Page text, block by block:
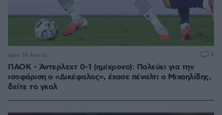
ΠΑΟΚ - Άντερλεχτ 0-1 (ημίχρονο): Παλεύει για την
ισοφάριση ο «Δικέφαλος», έχασε πέναλτι ο Μιχαηλίδης,
δείτε το γκολ
πριν 14 λεπτά 4